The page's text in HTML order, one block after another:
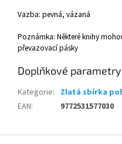
Vazba: pevná, vázaná
Poznámka: Některé knihy
převazovací pásky
Doplňkové parametry
Kategorie: Zlatá sbírka
EAN: 9772531577030